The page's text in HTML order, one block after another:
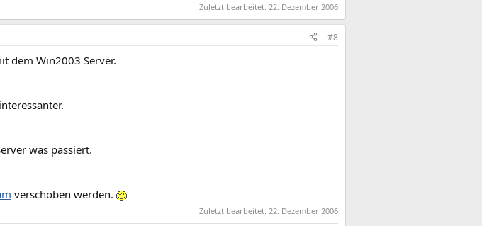
Zuletzt bearbeitet: 22. Dezember 2006
#8
dem Win2003 Server.
was passiert.
verschoben werden.
Zuletzt bearbeitet: 22. Dezember 2006